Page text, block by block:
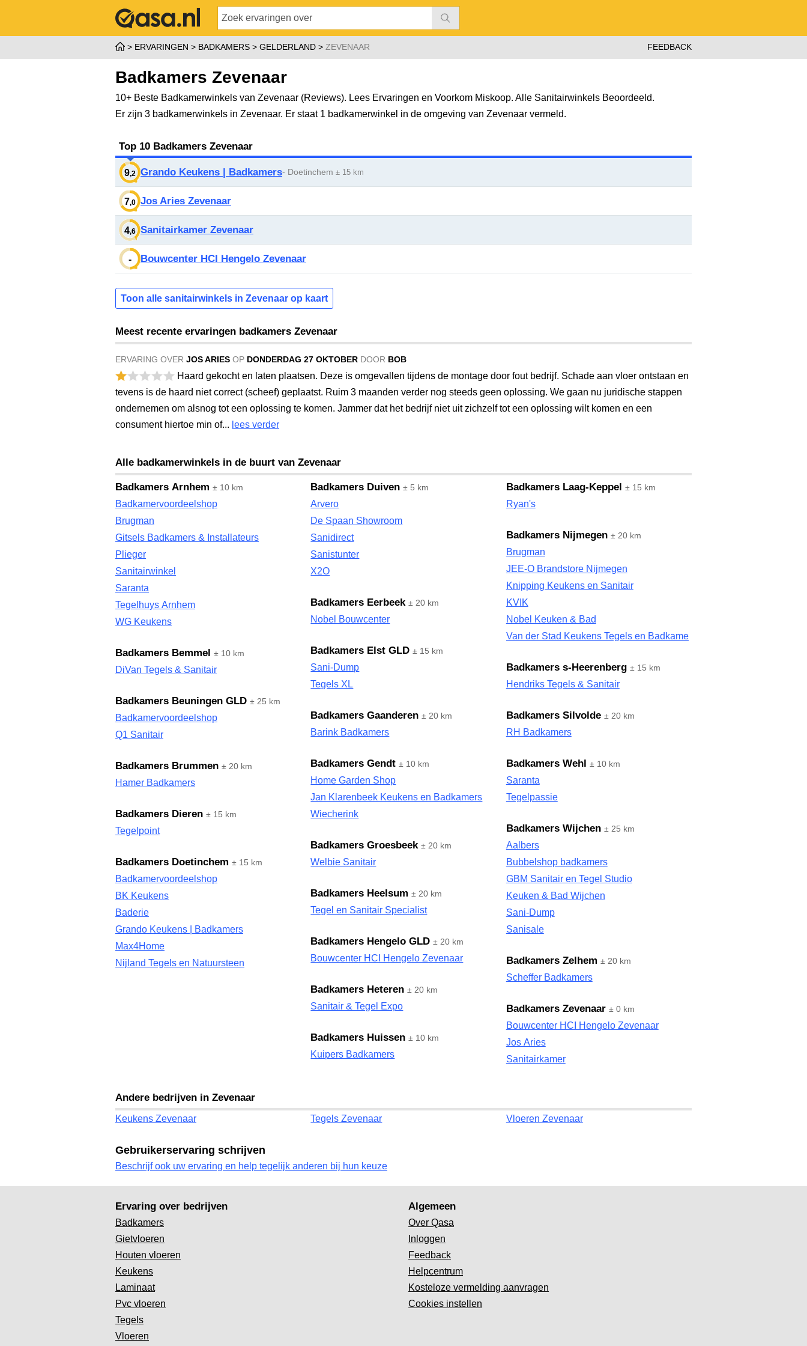
ERVARINGEN BADKAMERS GELDERLAND ZEVENAAR FEEDBACK
Badkamers Zevenaar
10+ Beste Badkamerwinkels van Zevenaar (Reviews). Lees Ervaringen en Voorkom Miskoop. Alle Sanitairwinkels Beoordeeld.
Er zijn 3 badkamerwinkels in Zevenaar. Er staat 1 badkamerwinkel in de omgeving van Zevenaar vermeld.
Top 10 Badkamers Zevenaar
9,2 Grando Keukens | Badkamers- Doetinchem ± 15 km
7,0 Jos Aries Zevenaar
4,6 Sanitairkamer Zevenaar
- Bouwcenter HCI Hengelo Zevenaar
Toon alle sanitairwinkels in Zevenaar op kaart
Meest recente ervaringen badkamers Zevenaar
ERVARING OVER JOS ARIES OP DONDERDAG 27 OKTOBER DOOR BOB
Haard gekocht en laten plaatsen. Deze is omgevallen tijdens de montage door fout bedrijf. Schade aan vloer ontstaan en
tevens is de haard niet correct (scheef) geplaatst. Ruim 3 maanden verder nog steeds geen oplossing. We gaan nu juridische stappen
ondernemen om alsnog tot een oplossing te komen. Jammer dat het bedrijf niet uit zichzelf tot een oplossing wilt komen en een
consument hiertoe min of... lees verder
Alle badkamerwinkels in de buurt van Zevenaar
Badkamers Arnhem ± 10 km
Badkamervoordeelshop
Brugman
Gitsels Badkamers & Installateurs
Plieger
Sanitairwinkel
Saranta
Tegelhuys Arnhem
WG Keukens
Badkamers Bemmel ± 10 km
DiVan Tegels & Sanitair
Badkamers Beuningen GLD ± 25 km
Badkamervoordeelshop
Q1 Sanitair
Badkamers Brummen ± 20 km
Hamer Badkamers
Badkamers Dieren ± 15 km
Tegelpoint
Badkamers Doetinchem ± 15 km
Badkamervoordeelshop
BK Keukens
Baderie
Grando Keukens | Badkamers
Max4Home
Nijland Tegels en Natuursteen
Badkamers Duiven ± 5 km
Arvero
De Spaan Showroom
Sanidirect
Sanistunter
X2O
Badkamers Eerbeek ± 20 km
Nobel Bouwcenter
Badkamers Elst GLD ± 15 km
Sani-Dump
Tegels XL
Badkamers Gaanderen ± 20 km
Barink Badkamers
Badkamers Gendt ± 10 km
Home Garden Shop
Jan Klarenbeek Keukens en Badkamers
Wiecherink
Badkamers Groesbeek ± 20 km
Welbie Sanitair
Badkamers Heelsum ± 20 km
Tegel en Sanitair Specialist
Badkamers Hengelo GLD ± 20 km
Bouwcenter HCI Hengelo Zevenaar
Badkamers Heteren ± 20 km
Sanitair & Tegel Expo
Badkamers Huissen ± 10 km
Kuipers Badkamers
Badkamers Laag-Keppel ± 15 km
Ryan's
Badkamers Nijmegen ± 20 km
Brugman
JEE-O Brandstore Nijmegen
Knipping Keukens en Sanitair
KVIK
Nobel Keuken & Bad
Van der Stad Keukens Tegels en Badkamers
Badkamers s-Heerenberg ± 15 km
Hendriks Tegels & Sanitair
Badkamers Silvolde ± 20 km
RH Badkamers
Badkamers Wehl ± 10 km
Saranta
Tegelpassie
Badkamers Wijchen ± 25 km
Aalbers
Bubbelshop badkamers
GBM Sanitair en Tegel Studio
Keuken & Bad Wijchen
Sani-Dump
Sanisale
Badkamers Zelhem ± 20 km
Scheffer Badkamers
Badkamers Zevenaar ± 0 km
Bouwcenter HCI Hengelo Zevenaar
Jos Aries
Sanitairkamer
Andere bedrijven in Zevenaar
Keukens Zevenaar Tegels Zevenaar Vloeren Zevenaar
Gebruikerservaring schrijven
Beschrijf ook uw ervaring en help tegelijk anderen bij hun keuze
Ervaring over bedrijven
Badkamers
Gietvloeren
Houten vloeren
Keukens
Laminaat
Pvc vloeren
Tegels
Vloeren
Algemeen
Over Qasa
Inloggen
Feedback
Helpcentrum
Kosteloze vermelding aanvragen
Cookies instellen